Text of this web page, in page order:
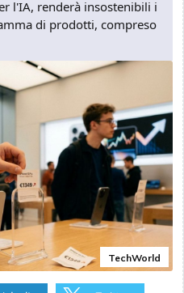
l'IA, renderà insostenibili i
di prodotti, compreso
TechWorld